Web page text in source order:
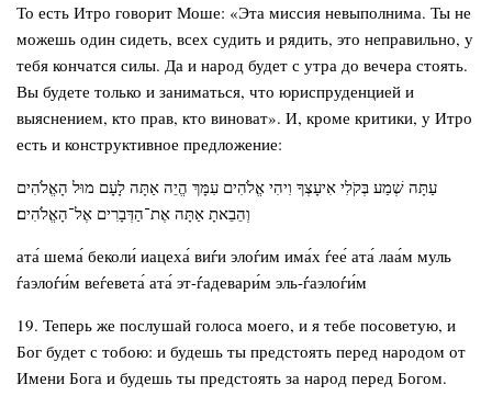
То есть Итро говорит Моше: «Эта миссия невыполнима. Ты не
можешь один сидеть, всех судить и рядить, это неправильно, у
тебя кончатся силы. Да и народ будет с утра до вечера стоять.
Вы будете только и заниматься, что юриспруденцией и
выяснением, кто прав, кто виноват». И, кроме критики, у Итро
есть и конструктивное предложение:
עַתָּה שְׁמַע בְּקֹלִי אִיעָצְךָ וִיהִי אֱלֹהִים עִמָּךְ הֱיֵה אַתָּה לָעָם מוּל הָאֱלֹהִים
וְהֵבֵאתָ אַתָּה אֶת־הַדְּבָרִים אֶל־הָאֱלֹהִים׃
ата́ шема́ беколи́ иацеха́ виѓи элоѓим има́х ѓее́ ата́ лаа́м муль
ѓаэлоѓи́м веѓевета́ ата́ эт-ѓадевари́м эль-ѓаэлоѓи́м
19. Теперь же послушай голоса моего, и я тебе посоветую, и
Бог будет с тобою: и будешь ты предстоять перед народом от
Имени Бога и будешь ты предстоять за народ перед Богом.